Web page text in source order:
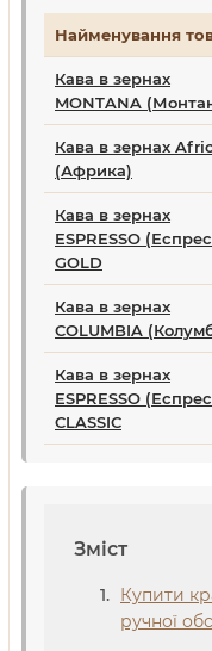
Найменування
Кава в зернах
MONTANA
Кава в зернах
(Африка)
Кава в зернах
ESPRESSO
GOLD
Кава в зернах
COLUMBIA
Кава в зернах
ESPRESSO
CLASSIC
Зміст
Купити
ручної